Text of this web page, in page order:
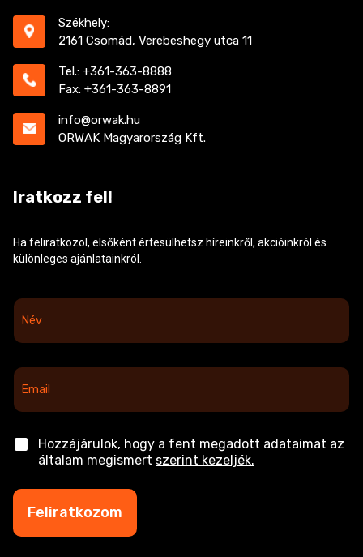
Székhely:
2161 Csomád, Verebeshegy utca 11
Tel.: +361-363-8888
Fax: +361-363-8891
info@orwak.hu
ORWAK Magyarország Kft.
Iratkozz fel!
Ha feliratkozol, elsőként értesülhetsz híreinkről, akcióinkról és
különleges ajánlatainkról.
N
v
E
m
a
l
*
C
c
o
Hozzájárulok, hogy a fent megadott adataimat az
általam megismert szerint kezeljék.
Feliratkozom